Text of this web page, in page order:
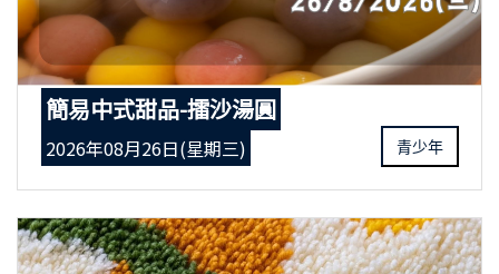
簡易中式甜品-擂沙湯圓
2026年08月26日(星期三) 青少年